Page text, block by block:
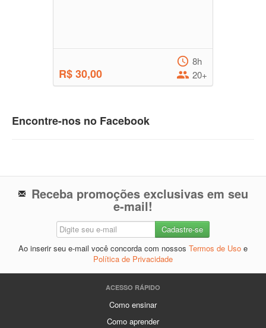
R$ 30,00
8h
20+
Encontre-nos no Facebook
Receba promoções exclusivas em seu
e-mail!
Ao inserir seu e-mail você concorda com nossos Termos de Uso e
Política de Privacidade
ACESSO RÁPIDO
Como ensinar
Como aprender